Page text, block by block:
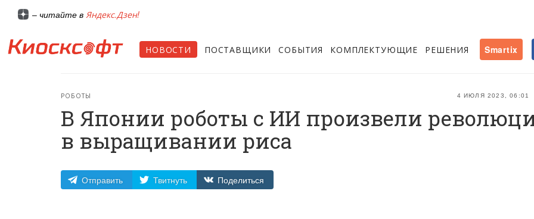
– читайте в Яндекс.Дзен!
НОВОСТИ ПОСТАВЩИКИ СОБЫТИЯ КОМПЛЕКТУЮЩИЕ РЕШЕНИЯ Smartix
4 ИЮЛЯ 2023, 06:01
РОБОТЫ
В Японии роботы с ИИ произвели
в выращивании риса
Отправить Твитнуть Поделиться